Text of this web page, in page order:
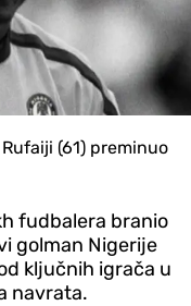
(61) preminuo
fudbalera branio
golman Nigerije
ključnih igrača u
navrata.